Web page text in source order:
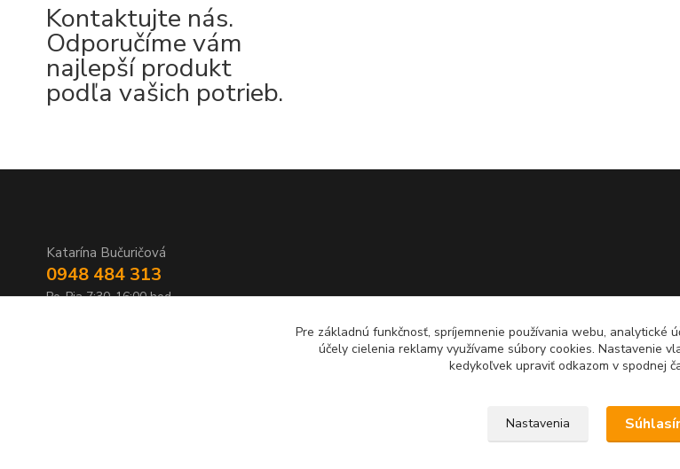
Kontaktujte nás.
Odporučíme vám
najlepší produkt
podľa vašich potrieb.
Katarína Bučuričová
0948 484 313
Po-Pia 7:30-16:00 hod
Pre základnú funkčnosť, spríjemnenie používania webu, analytické
účely cielenia reklamy využívame súbory cookies. Nastavenie
kedykoľvek upraviť odkazom v spodnej
Nastavenia